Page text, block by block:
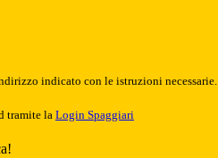
indicato con le istruzioni necessarie.
tramite la Login Spaggiari